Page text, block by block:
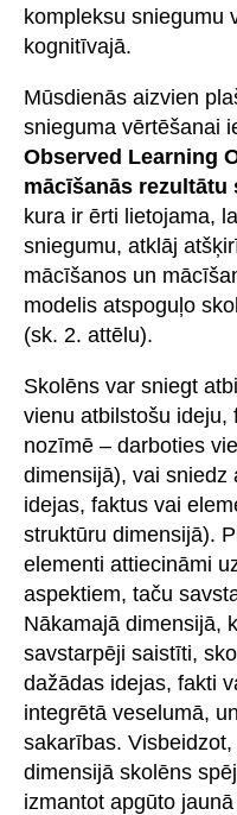
kompleksu sniegumu
kognitīvajā.
Mūsdienās aizvien
snieguma vērtēšanai
Observed Learning
mācīšanās
kura ir ērti lietojama,
sniegumu, atklāj
mācīšanos un
modelis atspoguļo
(sk. 2. attēlu).
Skolēns var sniegt
vienu atbilstošu ideju,
nozīmē – darboties
dimensijā), vai sniedz
idejas, faktus vai
struktūru dimensijā).
elementi attiecināmi
aspektiem, taču
Nākamajā dimensijā,
savstarpēji saistīti,
dažādas idejas, fakti
integrētā veselumā,
sakarības.
dimensijā skolēns
izmantot apgūto